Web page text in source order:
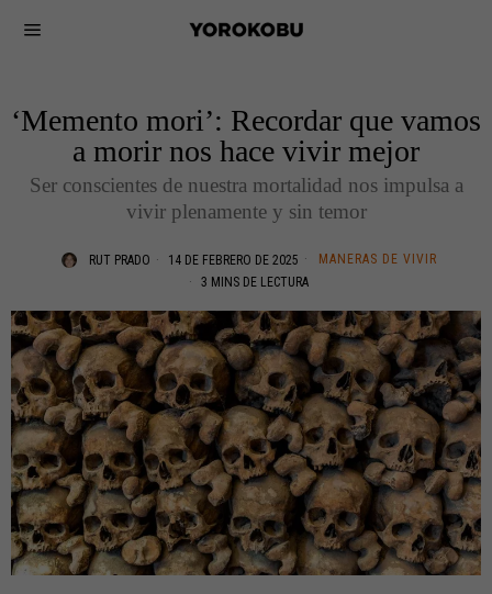
‘Memento mori’: Recordar que vamos
a morir nos hace vivir mejor
Ser conscientes de nuestra mortalidad nos impulsa a
vivir plenamente y sin temor
RUT PRADO 14 DE FEBRERO DE 2025
MANERAS DE VIVIR
3 MINS DE LECTURA